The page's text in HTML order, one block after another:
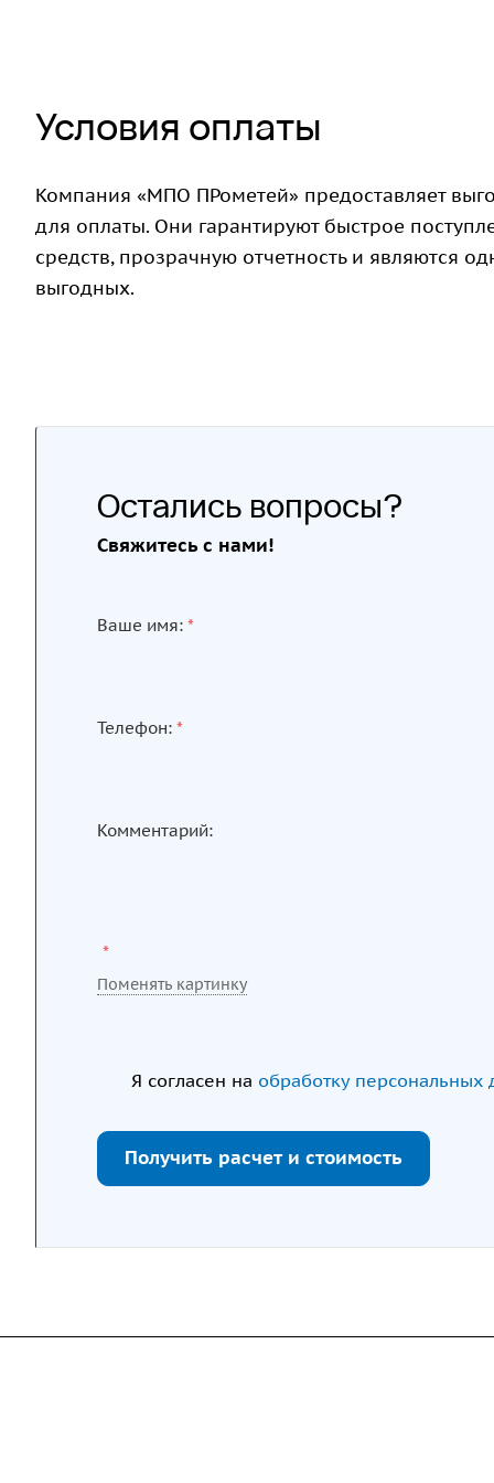
Условия оплаты
Компания «МПО ПРометей» предоставляет
для оплаты. Они гарантируют быстрое
средств, прозрачную отчетность и являются
выгодных.
Остались вопросы?
Свяжитесь с нами!
Ваше имя: *
Телефон: *
Комментарий:
*
Поменять картинку
Я согласен на обработку персональных
Получить расчет и стоимость